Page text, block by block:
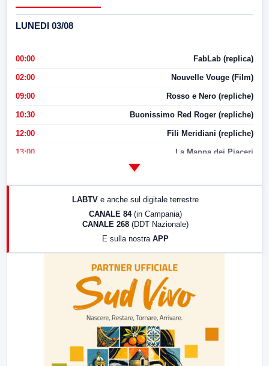
LUNEDI 03/08
00:00 FabLab (replica)
02:00 Nouvelle Vouge (Film)
09:00 Rosso e Nero (repliche)
10:30 Buonissimo Red Roger (repliche)
12:00 Fili Meridiani (repliche)
13:00 La Mappa dei Piaceri
LABTV e anche sul digitale terrestre
CANALE 84 (in Campania)
CANALE 268 (DDT Nazionale)
E sulla nostra APP